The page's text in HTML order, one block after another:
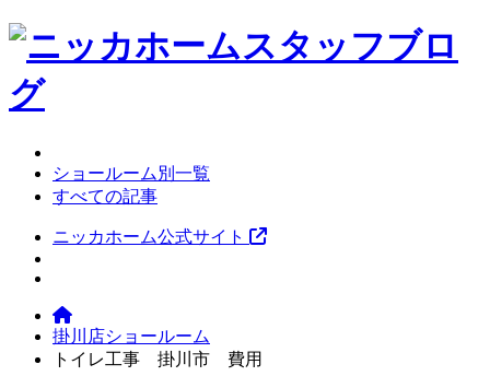
ショールーム別一覧
すべての記事
ニッカホーム公式サイト
掛川店ショールーム
トイレ工事 掛川市 費用